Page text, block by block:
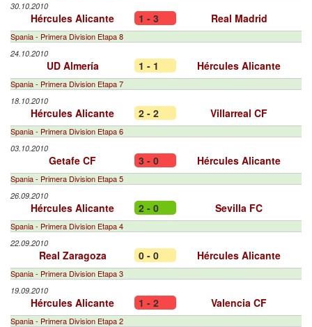
30.10.2010
Hércules Alicante 1 - 3 Real Madrid
Spania - Primera Division Etapa 8
24.10.2010
UD Almería 1 - 1 Hércules Alicante
Spania - Primera Division Etapa 7
18.10.2010
Hércules Alicante 2 - 2 Villarreal CF
Spania - Primera Division Etapa 6
03.10.2010
Getafe CF 3 - 0 Hércules Alicante
Spania - Primera Division Etapa 5
26.09.2010
Hércules Alicante 2 - 0 Sevilla FC
Spania - Primera Division Etapa 4
22.09.2010
Real Zaragoza 0 - 0 Hércules Alicante
Spania - Primera Division Etapa 3
19.09.2010
Hércules Alicante 1 - 2 Valencia CF
Spania - Primera Division Etapa 2